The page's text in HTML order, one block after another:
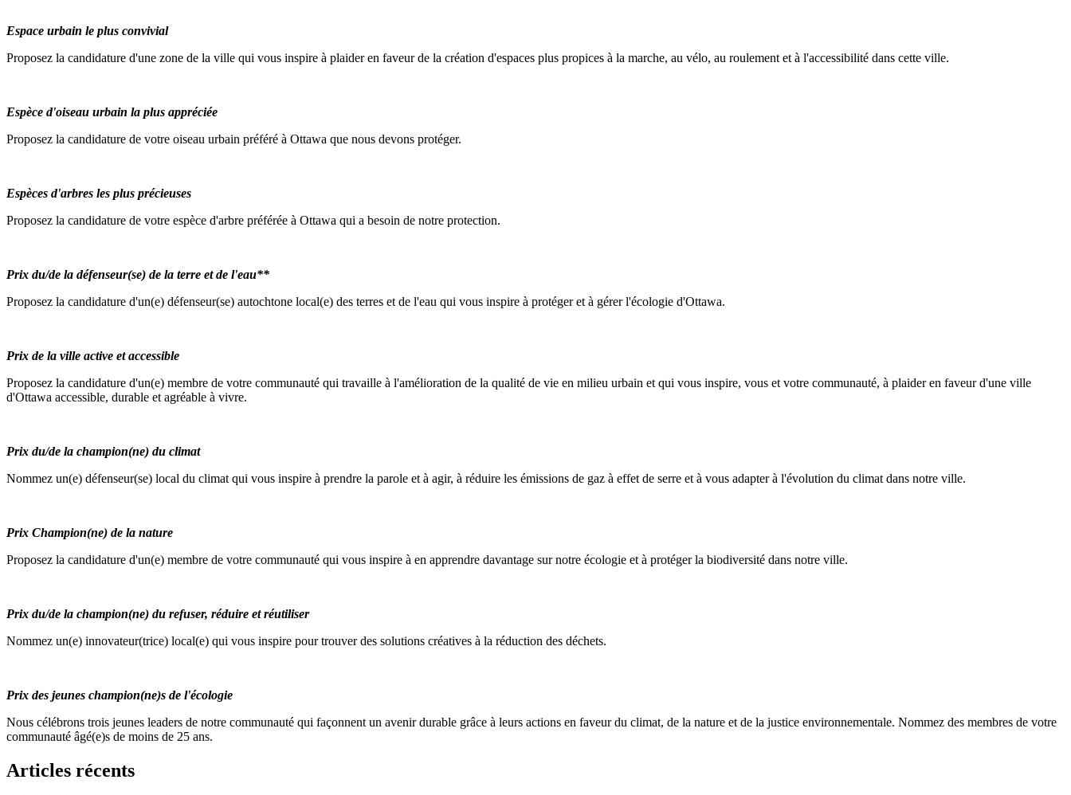
Espace urbain le plus convivial
Proposez la candidature d'une zone de la ville qui vous inspire à plaider en faveur de la création d'espaces plus propices à la marche, au vélo, au roulement et à l'accessibilité dans cette ville.
Espèce d'oiseau urbain la plus appréciée
Proposez la candidature de votre oiseau urbain préféré à Ottawa que nous devons protéger.
Espèces d'arbres les plus précieuses
Proposez la candidature de votre espèce d'arbre préférée à Ottawa qui a besoin de notre protection.
Prix du/de la défenseur(se) de la terre et de l'eau**
Proposez la candidature d'un(e) défenseur(se) autochtone local(e) des terres et de l'eau qui vous inspire à protéger et à gérer l'écologie d'Ottawa.
Prix de la ville active et accessible
Proposez la candidature d'un(e) membre de votre communauté qui travaille à l'amélioration de la qualité de vie en milieu urbain et qui vous inspire, vous et votre communauté, à plaider en faveur d'une ville
d'Ottawa accessible, durable et agréable à vivre.
Prix du/de la champion(ne) du climat
Nommez un(e) défenseur(se) local du climat qui vous inspire à prendre la parole et à agir, à réduire les émissions de gaz à effet de serre et à vous adapter à l'évolution du climat dans notre ville.
Prix Champion(ne) de la nature
Proposez la candidature d'un(e) membre de votre communauté qui vous inspire à en apprendre davantage sur notre écologie et à protéger la biodiversité dans notre ville.
Prix du/de la champion(ne) du refuser, réduire et réutiliser
Nommez un(e) innovateur(trice) local(e) qui vous inspire pour trouver des solutions créatives à la réduction des déchets.
Prix des jeunes champion(ne)s de l'écologie
Nous célébrons trois jeunes leaders de notre communauté qui façonnent un avenir durable grâce à leurs actions en faveur du climat, de la nature et de la justice environnementale. Nommez des membres de votre
communauté âgé(e)s de moins de 25 ans.
Articles récents